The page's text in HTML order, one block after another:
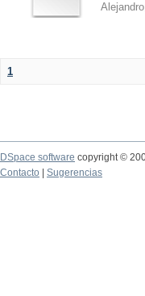
Alejandro
1
DSpace software copyright ©
Contacto
Sugerencias